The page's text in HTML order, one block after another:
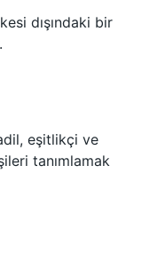
dışındaki bir
eşitlikçi ve
tanımlamak